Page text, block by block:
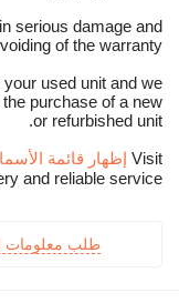
serious damage and
voiding of the warranty.
used unit and we
purchase of a new
or refurbished unit.
Visit إظهار قائمة
and reliable service
طلب معلومات